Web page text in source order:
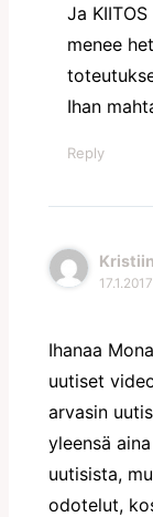
Ja
menee
Ihan
Reply
Ihanaa
uutiset
arvasin
yleensä
uutisista,
odotelut,